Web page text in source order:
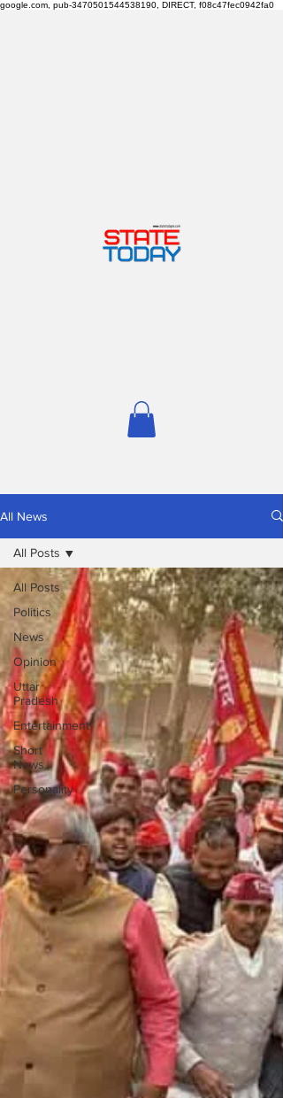
google.com, pub-3470501544538190, DIRECT, f08c47fec0942fa0
All News
All Posts
Politics
News
Opinion
Uttar
Pradesh
Entertainment
Short
News
Personality
All Posts